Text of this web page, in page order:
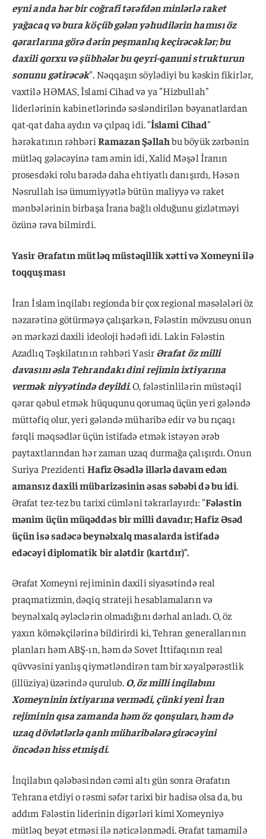
eyni anda hər bir coğrafi tərəfdən minlərlə raket
yağacaq və bura köçüb gələn yəhudilərin hamısı öz
qərarlarına görə dərin peşmanlıq keçirəcəklər; bu
daxili qorxu və şübhələr bu qeyri-qanuni strukturun
sonunu gətirəcək". Nəqqaşın söylədiyi bu kəskin fikirlər,
vaxtilə HƏMAS, İslami Cihad və ya "Hizbullah"
liderlərinin kabinetlərində səsləndirilən bəyanatlardan
qat-qat daha aydın və çılpaq idi. "İslami Cihad"
hərəkatının rəhbəriRamazan Şəllahbu böyük zərbənin
mütləq gələcəyinə tam əmin idi, Xalid Məşəl İranın
prosesdəki rolu barədə daha ehtiyatlı danışırdı, Həsən
Nəsrullah isə ümumiyyətlə bütün maliyyə və raket
mənbələrinin birbaşa İrana bağlı olduğunu gizlətməyi
özünə rəva bilmirdi.
Yasir Ərafatın mütləq müstəqillik xətti və Xomeyni ilə
toqquşması
İran İslam inqilabı regionda bir çox regional məsələləri öz
nəzarətinə götürməyə çalışarkən, Fələstin mövzusu onun
ən mərkəzi daxili ideoloji hədəfi idi. Lakin Fələstin
Azadlıq Təşkilatının rəhbəri YasirƏrafat öz milli
davasını əsla Tehrandakı dini rejimin ixtiyarına
vermək niyyətində deyildi. O, fələstinlilərin müstəqil
qərar qəbul etmək hüququnu qorumaq üçün yeri gələndə
müttəfiq olur, yeri gələndə müharibə edir və bu rıçaqı
fərqli məqsədlər üçün istifadə etmək istəyən ərəb
paytaxtlarından hər zaman uzaq durmağa çalışırdı. Onun
Suriya Prezidenti Hafiz Əsədlə illərlə davam edən
amansız daxili mübarizəsinin əsas səbəbi də bu idi.
Ərafat tez-tez bu tarixi cümləni təkrarlayırdı: "Fələstin
mənim üçün müqəddəs bir milli davadır; Hafiz Əsəd
üçün isə sadəcə beynəlxalq masalarda istifadə
edəcəyi diplomatik bir alətdir (kartdır)".
Ərafat Xomeyni rejiminin daxili siyasətində real
praqmatizmin, dəqiq strateji hesablamaların və
beynəlxalq əyləclərin olmadığını dərhal anladı. O, öz
yaxın köməkçilərinə bildirirdi ki, Tehran generallarının
planları həm ABŞ-ın, həm də Sovet İttifaqının real
qüvvəsini yanlış qiymətləndirən tam bir xəyalpərəstlik
(illüziya) üzərində qurulub.O, öz milli inqilabını
Xomeyninin ixtiyarına vermədi, çünki yeni İran
rejiminin qısa zamanda həm öz qonşuları, həm də
uzaq dövlətlərlə qanlı müharibələrə girəcəyini
öncədən hiss etmişdi.
İnqilabın qələbəsindən cəmi altı gün sonra Ərafatın
Tehrana etdiyi o rəsmi səfər tarixi bir hadisə olsa da, bu
addım Fələstin liderinin digərləri kimi Xomeyniyə
mütləq beyət etməsi ilə nəticələnmədi. Ərafat tamamilə